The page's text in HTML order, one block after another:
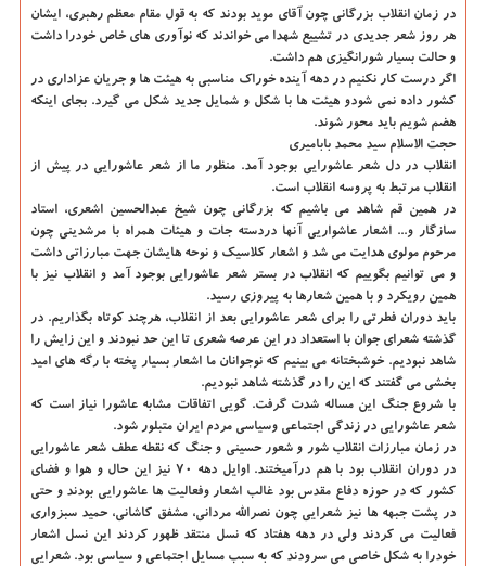
در زمان انقلاب بزرگانی چون آقای موید بودند که به قول مقام معظم رهبری، ایشان
هر روز شعر جدیدی در تشییع شهدا می خواندند که نوآوری های خاص خودرا داشت
و حالت بسیار شورانگیزی هم داشت.
اگر درست کار نکنیم در دهه آینده خوراک مناسبی به هیئت ها و جریان عزاداری در
کشور داده نمی شودو هیئت ها با شکل و شمایل جدید شکل می گیرد. بجای اینکه
هضم شویم باید محور شوند.
حجت الاسلام سید محمد بابامیری
انقلاب در دل شعر عاشورایی بوجود آمد. منظور ما از شعر عاشورایی در پیش از
انقلاب مرتبط به پروسه انقلاب است.
در همین قم شاهد می باشیم که بزرگانی چون شیخ عبدالحسین اشعری، استاد
سازگار و... اشعار عاشواریی آنها دردسته جات و هیئات همراه با مرشدینی چون
مرحوم مولوی هدایت می شد و اشعار کلاسیک و نوحه هایشان جهت مبارزاتی داشت
و می توانیم بگوییم که انقلاب در بستر شعر عاشورایی بوجود آمد و انقلاب نیز با
همین رویکرد و با همین شعارها به پیروزی رسید.
باید دوران فطرتی را برای شعر عاشورایی بعد از انقلاب، هرچند کوتاه بگذاریم. در
گذشته شعرای جوان با استعداد در این عرصه شعری تا این حد نبودند و این زایش را
شاهد نبودیم. خوشبختانه می بینیم که نوجوانان ما اشعار بسیار پخته با رگه های امید
بخشی می گفتند که این را در گذشته شاهد نبودیم.
با شروع جنگ این مساله شدت گرفت. گویی اتفاقات مشابه عاشورا نیاز است که
شعر عاشورایی در زندگی اجتماعی وسیاسی مردم ایران متبلور شود.
در زمان مبارزات انقلاب شور و شعور حسینی و جنگ که نقطه عطف شعر عاشورایی
در دوران انقلاب بود با هم درآمیختند. اوایل دهه ۷۰ نیز این حال و هوا و فضای
کشور که در حوزه دفاع مقدس بود غالب اشعار وفعالیت ها عاشورایی بودند و حتی
در پشت جبهه ها نیز شعرایی چون نصرالله مردانی، مشفق کاشانی، حمید سبزواری
فعالیت می کردند ولی در دهه هفتاد که نسل منتقد ظهور کردند این نسل اشعار
خودرا به شکل خاصی می سرودند که به سبب مسایل اجتماعی و سیاسی بود. شعرایی